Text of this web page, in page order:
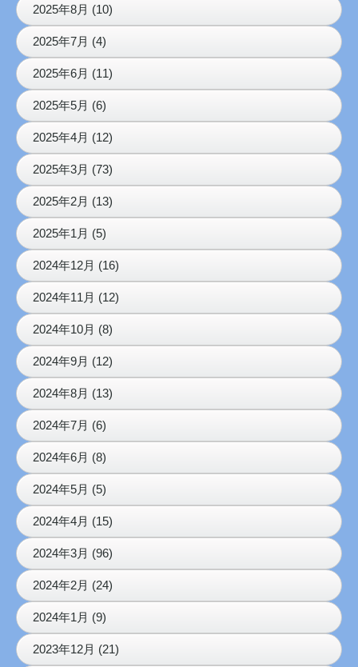
2025年8月 (10)
2025年7月 (4)
2025年6月 (11)
2025年5月 (6)
2025年4月 (12)
2025年3月 (73)
2025年2月 (13)
2025年1月 (5)
2024年12月 (16)
2024年11月 (12)
2024年10月 (8)
2024年9月 (12)
2024年8月 (13)
2024年7月 (6)
2024年6月 (8)
2024年5月 (5)
2024年4月 (15)
2024年3月 (96)
2024年2月 (24)
2024年1月 (9)
2023年12月 (21)